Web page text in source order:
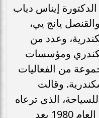
الدكتورة إيناس دياب
يانج يي،
وعدد من
ومؤسسات
من الفعاليات
وقالت
الذى ترعاه
منظمة السياحة العالمية منذ العام 1980 يعد